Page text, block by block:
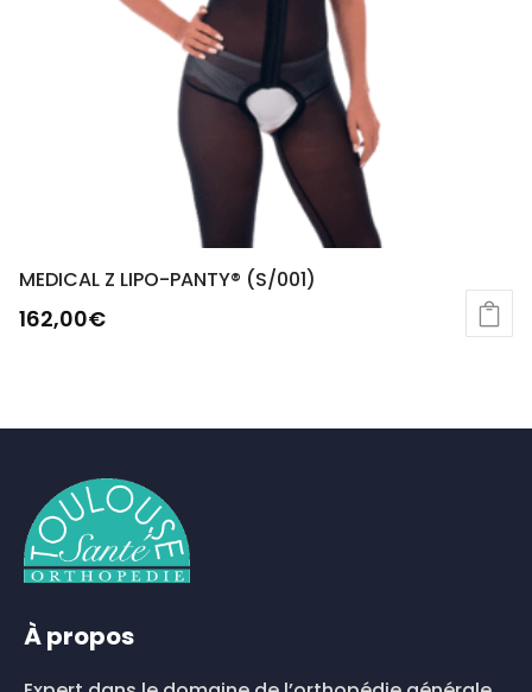
MEDICAL Z LIPO-PANTY® (S/001)
162,00€
À propos